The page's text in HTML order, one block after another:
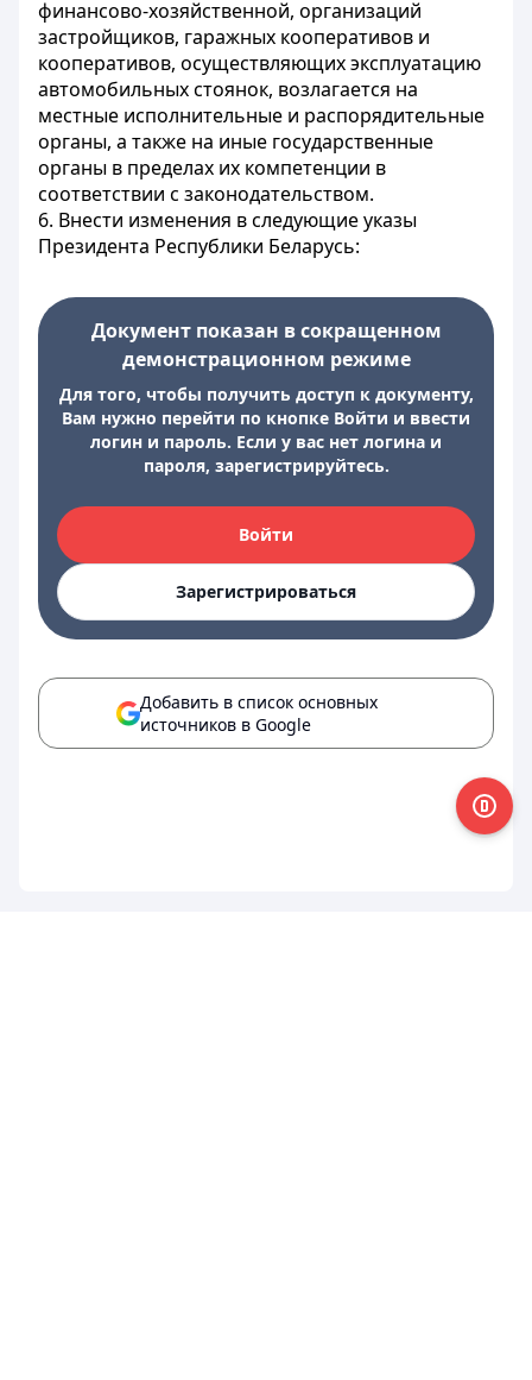
финансово-хозяйственной, организаций
застройщиков, гаражных кооперативов и
кооперативов, осуществляющих эксплуатацию
автомобильных стоянок, возлагается на
местные исполнительные и распорядительные
органы, а также на иные государственные
органы в пределах их компетенции в
соответствии с законодательством.
6. Внести изменения в следующие указы
Президента Республики Беларусь:
Документ показан в сокращенном
демонстрационном режиме
Для того, чтобы получить доступ к документу,
Вам нужно перейти по кнопке Войти и ввести
логин и пароль. Если у вас нет логина и
пароля, зарегистрируйтесь.
Войти
Зарегистрироваться
Добавить в список основных
источников в Google